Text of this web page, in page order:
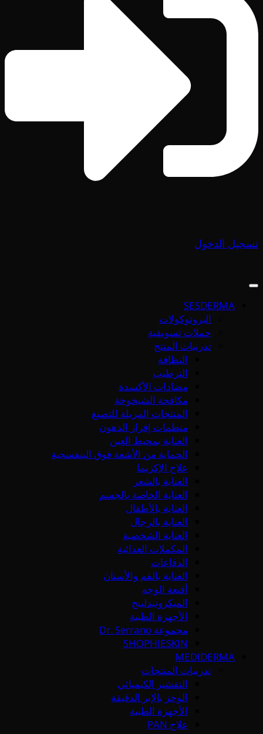
تسجيل الدخول
SESDERMA
البروتوكولات
حملات تسويقية
تدريبات المنتج
النظافة
الترطيب
مضادات الأكسدة
مكافحة الشيخوخة
المنتجات المزيلة للتصبغ
منظمات إفراز الدهون
العناية بمحيط العين
الحماية من الأشعة فوق البنفسجية
علاج الإكزيما
العناية بالشعر
العناية الخاصة بالجسم
العناية بالأطفال
العناية بالرجال
العناية الشخصية
المكملات الغذائية
الدفاعات
العناية بالفم والأسنان
أقنعة الوجه
الميكرونيدلينج
الأجهزة الطبية
مجموعة Dr. Serrano
SHOPHIESKIN
MEDIDERMA
تدريبات المنتجات
التقشير الكيميائي
الوخز بالإبر الدقيقة
الأجهزة الطبية
علاج PAN